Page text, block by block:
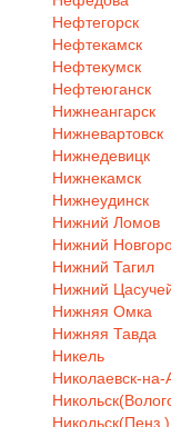
Нефтегорск
Нефтекамск
Нефтекумск
Нефтеюганск
Нижнеангарск
Нижневартовск
Нижнедевицк
Нижнекамск
Нижнеудинск
Нижний Ломов
Нижний
Нижний Тагил
Нижний
Нижняя Омка
Нижняя Тавда
Никель
Николаевск-
Никольск(Пенз.)